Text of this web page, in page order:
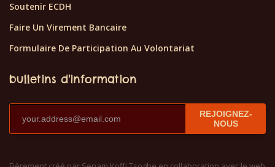
Soutenir ECDH
Faire Un Virement Bancaire
Formulaire De Participation Au Volontariat
bulletins d'information
REJOIGNEZ-
NOUS